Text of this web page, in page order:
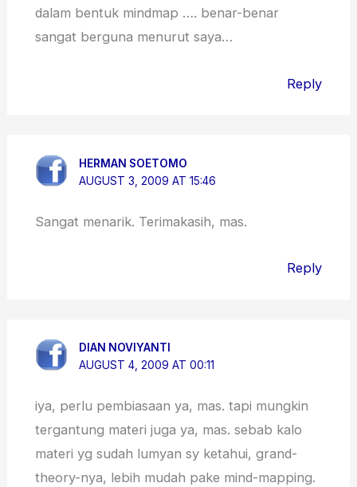
dalam bentuk mindmap …. benar-benar
sangat berguna menurut saya…
Reply
HERMAN SOETOMO
AUGUST 3, 2009 AT 15:46
Sangat menarik. Terimakasih, mas.
Reply
DIAN NOVIYANTI
AUGUST 4, 2009 AT 00:11
iya, perlu pembiasaan ya, mas. tapi mungkin
tergantung materi juga ya, mas. sebab kalo
materi yg sudah lumyan sy ketahui, grand-
theory-nya, lebih mudah pake mind-mapping.